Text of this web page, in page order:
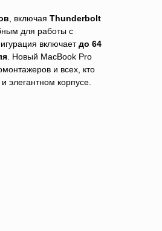
, включая Thunderbolt
для работы с
включаетдо 64
. Новый MacBook Pro
и всех, кто
элегантном корпусе.